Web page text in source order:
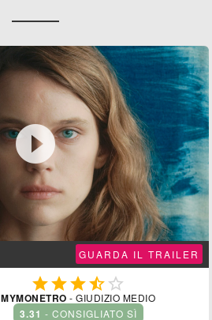

GUARDA IL TRAILER
 
MYMONETRO - GIUDIZIO MEDIO
3.31 - CONSIGLIATO SÌ